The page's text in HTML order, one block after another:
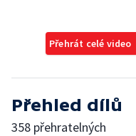
Přehrát celé video
Přehled dílů
358 přehratelných